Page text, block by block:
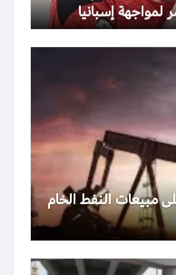
إسبانيا
مبيعات النفط الخام